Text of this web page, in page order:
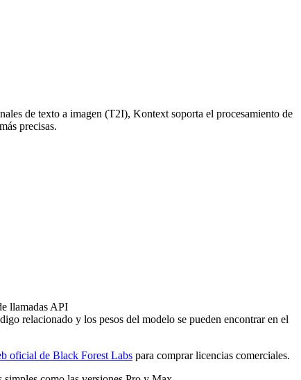
de texto a imagen (T2I), Kontext soporta el procesamiento de
precisas.
llamadas API
relacionado y los pesos del modelo se pueden encontrar en el
oficial de Black Forest Labs para comprar licencias comerciales.